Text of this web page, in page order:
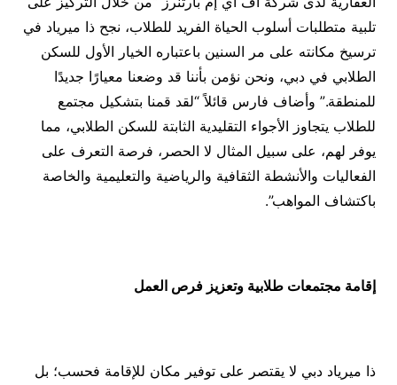
تلبية متطلبات أسلوب الحياة الفريد للطلاب، نجح ذا ميرياد في
ترسيخ مكانته على مر السنين باعتباره الخيار الأول للسكن
الطلابي في دبي، ونحن نؤمن بأننا قد وضعنا معيارًا جديدًا
للمنطقة.” وأضاف فارس قائلاً “لقد قمنا بتشكيل مجتمع
للطلاب يتجاوز الأجواء التقليدية الثابتة للسكن الطلابي، مما
يوفر لهم، على سبيل المثال لا الحصر، فرصة التعرف على
الفعاليات والأنشطة الثقافية والرياضية والتعليمية والخاصة
باكتشاف المواهب”.
إقامة مجتمعات طلابية وتعزيز فرص العمل
ذا ميرياد دبي لا يقتصر على توفير مكان للإقامة فحسب؛ بل